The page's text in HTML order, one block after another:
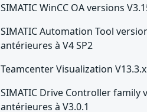
SIMATIC WinCC OA versions
SIMATIC Automation Tool
antérieures à V4 SP2
Teamcenter Visualization V13.3.x
SIMATIC Drive Controller family
antérieures à V3.0.1